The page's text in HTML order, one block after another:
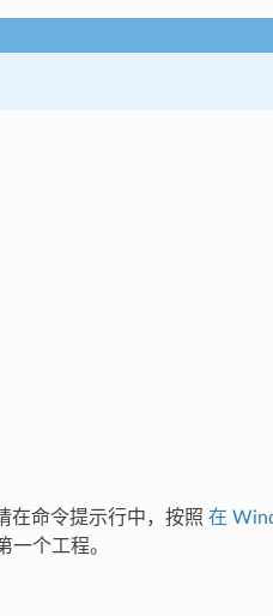
在命令提示行中，按照 在
一个工程。